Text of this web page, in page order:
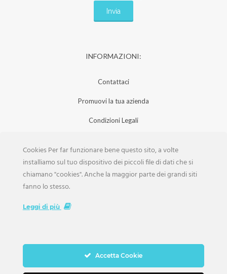
INFORMAZIONI:
Contattaci
Promuovi la tua azienda
Condizioni Legali
Iscrizione Aziende
Scarica la Rivista
Cookies Per far funzionare bene questo sito, a volte
installiamo sul tuo dispositivo dei piccoli file di dati che si
chiamano "cookies". Anche la maggior parte dei grandi siti
fanno lo stesso.
Leggi di più
Accetta Cookie